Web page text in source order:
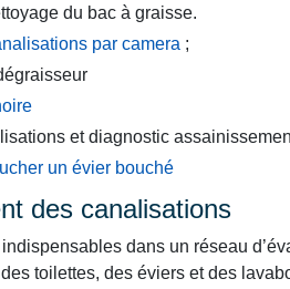
du bac à graisse.
par camera ;
et diagnostic
un évier bouché
des canalisations
dans un réseau
toilettes, des éviers et des